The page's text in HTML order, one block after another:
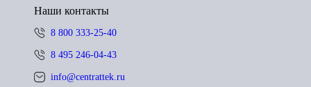
Наши контакты
8 800 333-25-40
8 495 246-04-43
info@centrattek.ru